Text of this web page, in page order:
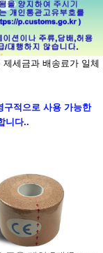
제세금과 배송료가 일체
구적으로 사용 가능한
니다..